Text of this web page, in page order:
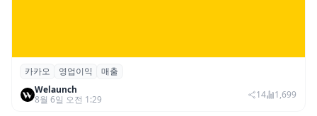
카카오, 2026년 2분기 매출 2조985억·영업
이익 2770억…역대 분기 최대
카카오 영업이익
매출
Welaunch
8월 6일 오전 1:29
14 1,699